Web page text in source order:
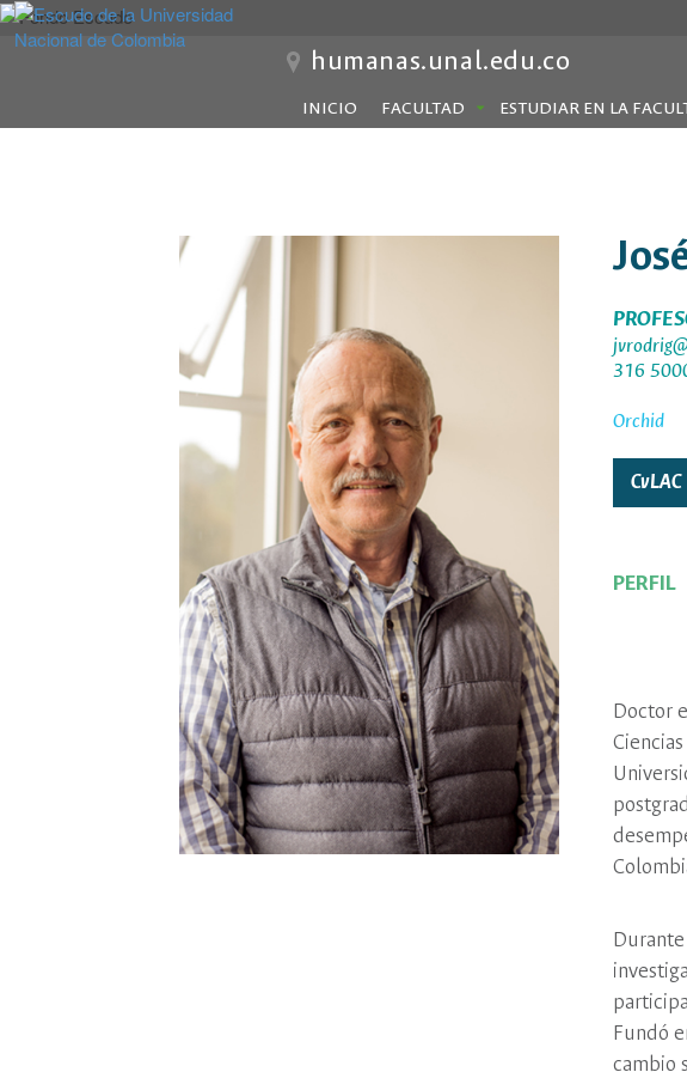
humanas.unal.edu.co
INICIO FACULTAD ESTUDIAR EN LA
316
Orchid
CvLAC
PERFIL
Doctor
Fundó
cambio